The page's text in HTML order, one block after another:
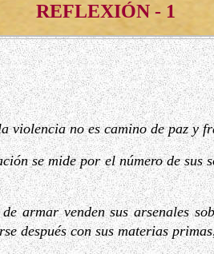
REFLEXIÓN - 1
violencia no es camino de paz y
se mide por el número de sus
de armar venden sus arsenales
después con sus materias